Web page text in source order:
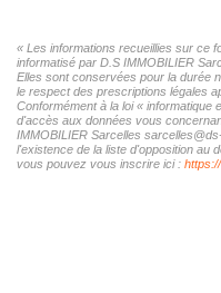
« Les informations recueillies sur ce
informatisé par D.S IMMOBILIER
Elles sont conservées pour la durée
le respect des prescriptions légales
Conformément à la loi «
d'accès aux données vous
IMMOBILIER Sarcelles
l'existence de la liste d'opposition au
vous pouvez vous inscrire ici :